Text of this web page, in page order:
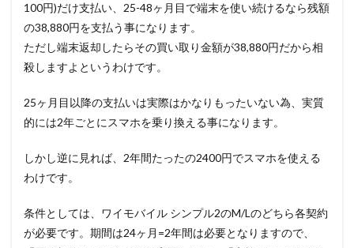
100円)だけ支払い、25-48ヶ月目で端末を使い続けるなら残額
の38,880円を支払う事になります。
ただし端末返却したらその買い取り金額が38,880円だから相
殺しますよというわけです。
25ヶ月目以降の支払いは実際はかなりもったいない為、実質
的には2年ごとにスマホを乗り換える事になります。
しかし逆に見れば、2年間たったの2400円でスマホを使える
わけです。
条件としては、ワイモバイル シンプル2のM/Lのどちら各契約
が必要です。期間は24ヶ月=2年間は必要となりますので、